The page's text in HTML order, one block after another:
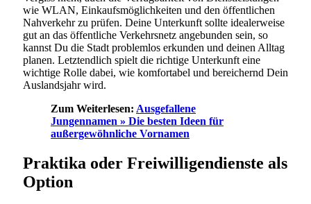
wie WLAN, Einkaufsmöglichkeiten und den öffentlichen
Nahverkehr zu prüfen. Deine Unterkunft sollte idealerweise
gut an das öffentliche Verkehrsnetz angebunden sein, so
kannst Du die Stadt problemlos erkunden und deinen Alltag
planen. Letztendlich spielt die richtige Unterkunft eine
wichtige Rolle dabei, wie komfortabel und bereichernd Dein
Auslandsjahr wird.
Zum Weiterlesen: Ausgefallene
Jungennamen » Die besten Ideen für
außergewöhnliche Vornamen
Praktika oder Freiwilligendienste als
Option